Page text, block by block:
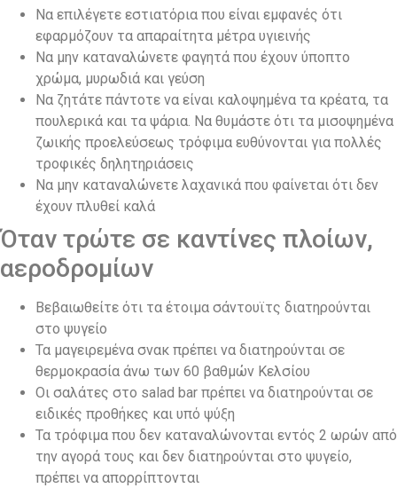
Να επιλέγετε εστιατόρια που είναι εμφανές ότι
εφαρμόζουν τα απαραίτητα μέτρα υγιεινής
Να μην καταναλώνετε φαγητά που έχουν ύποπτο
χρώμα, μυρωδιά και γεύση
Να ζητάτε πάντοτε να είναι καλοψημένα τα κρέατα, τα
πουλερικά και τα ψάρια. Να θυμάστε ότι τα μισοψημένα
ζωικής προελεύσεως τρόφιμα ευθύνονται για πολλές
τροφικές δηλητηριάσεις
Να μην καταναλώνετε λαχανικά που φαίνεται ότι δεν
έχουν πλυθεί καλά
Όταν τρώτε σε καντίνες πλοίων,
αεροδρομίων
Βεβαιωθείτε ότι τα έτοιμα σάντουϊτς διατηρούνται
στο ψυγείο
Τα μαγειρεμένα σνακ πρέπει να διατηρούνται σε
θερμοκρασία άνω των 60 βαθμών Κελσίου
Οι σαλάτες στο salad bar πρέπει να διατηρούνται σε
ειδικές προθήκες και υπό ψύξη
Τα τρόφιμα που δεν καταναλώνονται εντός 2 ωρών από
την αγορά τους και δεν διατηρούνται στο ψυγείο,
πρέπει να απορρίπτονται